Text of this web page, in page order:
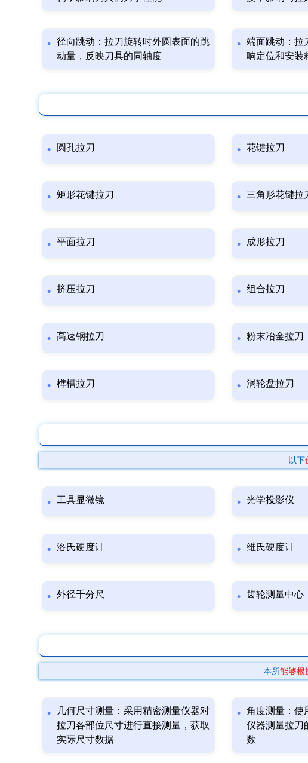
径向跳动：拉刀旋转时外圆表面的跳
动量，反映刀具的同轴度
端面跳动：拉
响定位和安装
圆孔拉刀 花键拉刀
矩形花键拉刀 三角形花键拉
平面拉刀 成形拉刀
挤压拉刀 组合拉刀
高速钢拉刀 粉末冶金拉刀
榫槽拉刀 涡轮盘拉刀
以下
工具显微镜 光学投影仪
洛氏硬度计 维氏硬度计
外径千分尺 齿轮测量中心
本所能够根
几何尺寸测量：采用精密测量仪器对
拉刀各部位尺寸进行直接测量，获取
实际尺寸数据
角度测量：使
仪器测量拉刀
数